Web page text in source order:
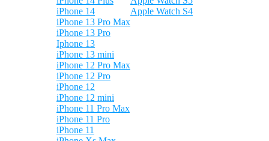
iPhone 14
iPhone 13 Pro Max
iPhone 13 Pro
Iphone 13
iPhone 13 mini
iPhone 12 Pro Max
iPhone 12 Pro
iPhone 12
iPhone 12 mini
iPhone 11 Pro Max
iPhone 11 Pro
iPhone 11
Apple Watch S4